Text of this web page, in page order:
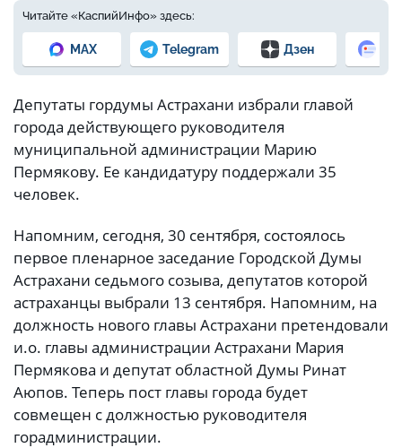
Читайте «КаспийИнфо» здесь:
MAX Telegram Дзен
Депутаты гордумы Астрахани избрали главой
города действующего руководителя
муниципальной администрации Марию
Пермякову. Ее кандидатуру поддержали 35
человек.
Напомним, сегодня, 30 сентября, состоялось
первое пленарное заседание Городской Думы
Астрахани седьмого созыва, депутатов которой
астраханцы выбрали 13 сентября. Напомним, на
должность нового главы Астрахани претендовали
и.о. главы администрации Астрахани Мария
Пермякова и депутат областной Думы Ринат
Аюпов. Теперь пост главы города будет
совмещен с должностью руководителя
горадминистрации.